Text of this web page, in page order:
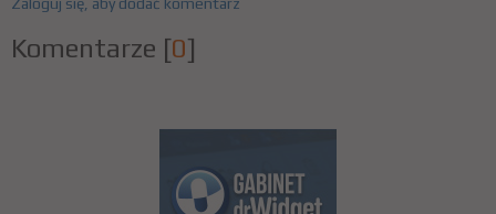
Komentarze [0]